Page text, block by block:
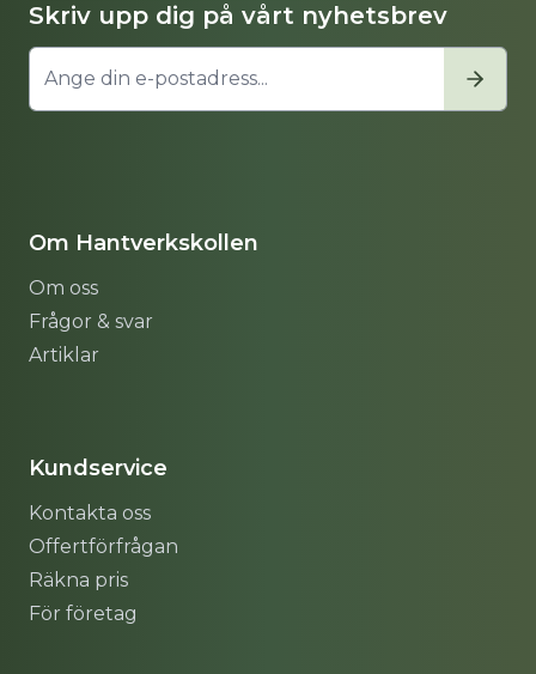
Skriv upp dig på vårt nyhetsbrev
Om Hantverkskollen
Om oss
Frågor & svar
Artiklar
Kundservice
Kontakta oss
Offertförfrågan
Räkna pris
För företag